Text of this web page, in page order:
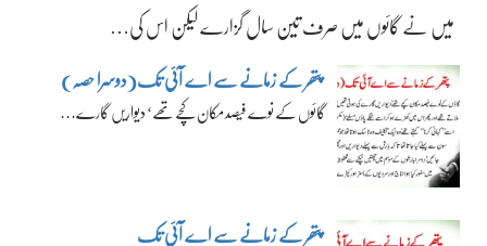
میں نے گائوں میں صرف تین سال گزارے لیکن اس کی…
پتھر کے زمانے سے اے آئی تک(دوسرا حصہ)
گائوں کے نوے فیصد مکان کچے تھے‘ دیواریں گارے…
پتھر کے زمانے سے اے آئی تک